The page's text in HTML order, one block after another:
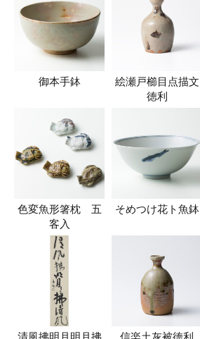
御本手鉢
絵瀬戸櫛目点描文
徳利
色変魚形箸枕 五
客入
そめつけ花ト魚鉢